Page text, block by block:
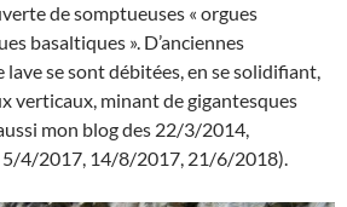
de somptueuses « orgues
basaltiques ». D’anciennes
se sont débitées, en se solidifiant,
verticaux, minant de gigantesques
mon blog des 22/3/2014,
4/2017, 14/8/2017, 21/6/2018).